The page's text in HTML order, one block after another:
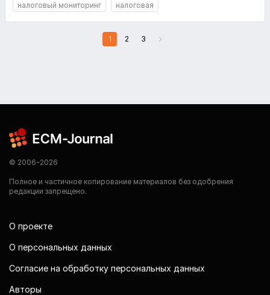
налоговый мониторинг
налоговая
1 2 3
© 2006-2026
Полное и частичное копирование материалов без одобрения
редакции запрещено.
О проекте
О персональных данных
Согласие на обработку персональных данных
Авторы